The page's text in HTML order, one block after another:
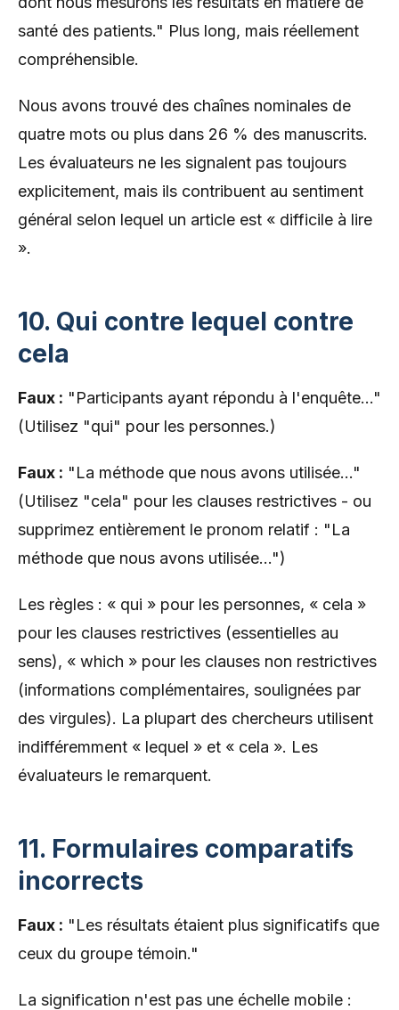
santé des patients." Plus long, mais réellement
compréhensible.
Nous avons trouvé des chaînes nominales de
quatre mots ou plus dans 26 % des manuscrits.
Les évaluateurs ne les signalent pas toujours
explicitement, mais ils contribuent au sentiment
général selon lequel un article est « difficile à lire
».
10. Qui contre lequel contre
cela
Faux : "Participants ayant répondu à l'enquête..."
(Utilisez "qui" pour les personnes.)
Faux : "La méthode que nous avons utilisée..."
(Utilisez "cela" pour les clauses restrictives - ou
supprimez entièrement le pronom relatif : "La
méthode que nous avons utilisée...")
Les règles : « qui » pour les personnes, « cela »
pour les clauses restrictives (essentielles au
sens), « which » pour les clauses non restrictives
(informations complémentaires, soulignées par
des virgules). La plupart des chercheurs utilisent
indifféremment « lequel » et « cela ». Les
évaluateurs le remarquent.
11. Formulaires comparatifs
incorrects
Faux : "Les résultats étaient plus significatifs que
ceux du groupe témoin."
La signification n'est pas une échelle mobile :